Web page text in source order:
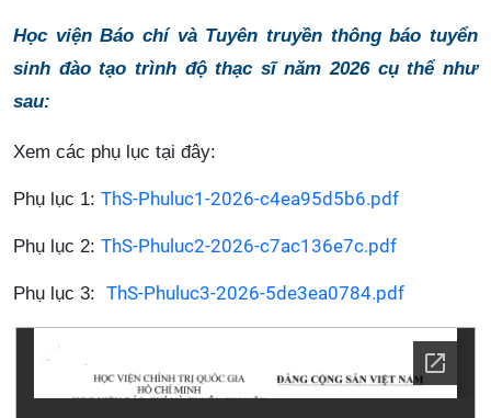
Học viện Báo chí và Tuyên truyền thông báo tuyển
sinh đào tạo trình độ thạc sĩ năm 2026 cụ thể như
sau:
Xem các phụ lục tại đây:
Phụ lục 1: ThS-Phuluc1-2026-c4ea95d5b6.pdf
Phụ lục 2: ThS-Phuluc2-2026-c7ac136e7c.pdf
Phụ lục 3: ThS-Phuluc3-2026-5de3ea0784.pdf